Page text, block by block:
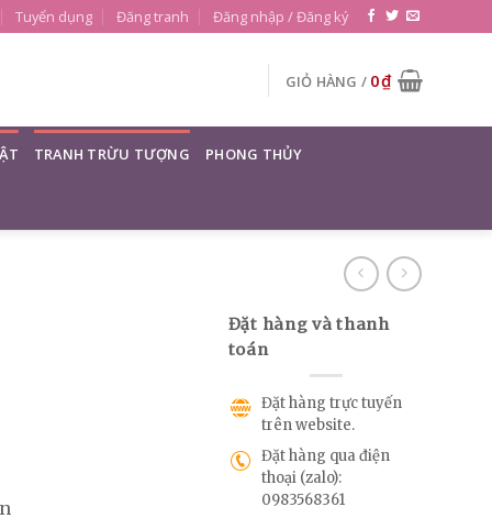
Tuyển dụng Đăng tranh Đăng nhập / Đăng ký
GIỎ HÀNG / 0₫
TRANH TRỪU TƯỢNG PHONG THỦY
Đặt hàng và thanh
toán
Đặt hàng trực tuyến
trên website.
Đặt hàng qua điện
thoại (zalo):
0983568361